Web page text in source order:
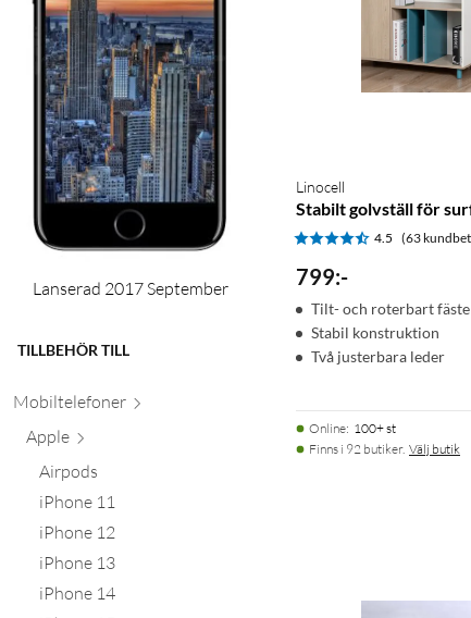
Lanserad 2017 September
TILLBEHÖR TILL
Mobiltelefoner
Apple
Airpods
iPhone 11
iPhone 12
iPhone 13
iPhone 14
Linocell
Stabilt golvställ för
4.5 (63
799:-
Tilt- och roterbart fäste
Stabil konstruktion
Två justerbara leder
Online: 100+ st
Finns i 92 butiker. Välj butik